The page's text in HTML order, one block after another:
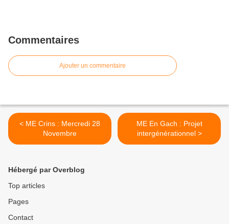
Commentaires
Ajouter un commentaire
< ME Crins : Mercredi 28
Novembre
ME En Gach : Projet
intergénérationnel >
Hébergé par Overblog
Top articles
Pages
Contact